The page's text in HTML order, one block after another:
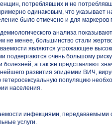
потреблявших и не
одинаковым, что указывает
было отмечено и для маркеров
анализа
не менее, большинство стали
являются угрожающее
подвергаются очень большому
а так же представляют
развития эпидемии ВИЧ,
популяцию
населения.
инфекциями, передаваемыми
услуги.